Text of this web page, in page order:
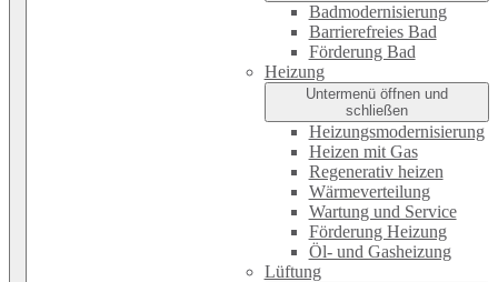
Badmodernisierung
Barrierefreies Bad
Förderung Bad
Heizung
Untermenü öffnen und
schließen
Heizungsmodernisierung
Heizen mit Gas
Regenerativ heizen
Wärmeverteilung
Wartung und Service
Förderung Heizung
Öl- und Gasheizung
Lüftung